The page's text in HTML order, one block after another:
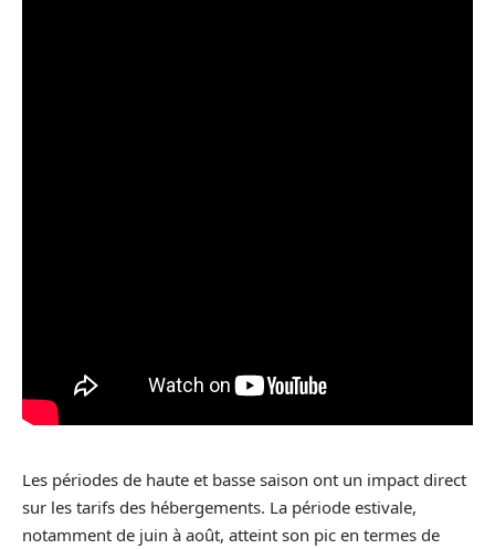
Les périodes de haute et basse saison ont un impact direct
sur les tarifs des hébergements. La période estivale,
notamment de juin à août, atteint son pic en termes de